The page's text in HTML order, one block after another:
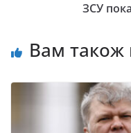
ЗСУ
Вам також